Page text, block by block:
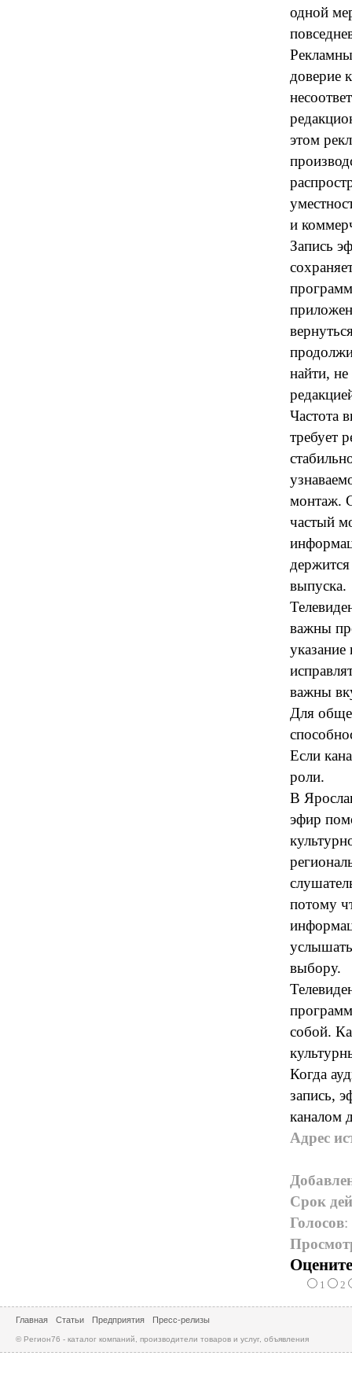
одной
доверие
этом
и
Запись
найти, не
Частота
требует
монтаж.
частый
выпуска.
важны
важны
Для
Если
роли.
В
эфир
потому
выбору.
собой.
Когда
запись,
каналом
Адрес
Срок
Голосов:
1 2
Главная Статьи Предприятия Пресс-релизы
© Регион76 - каталог компаний, производители товаров и услуг, объявления